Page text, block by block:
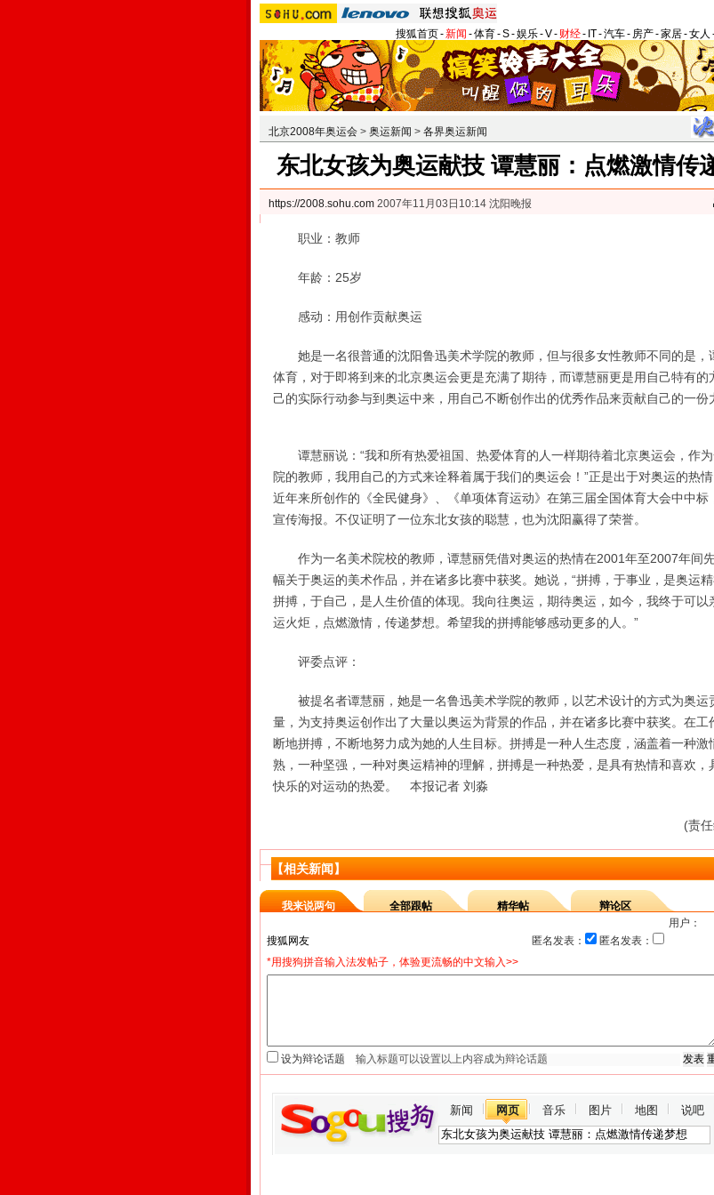
搜狐首页-新闻 -体育-S-娱乐-V- 财经- IT-汽车- 房产-家居-女人
北京2008年奥运会 > 奥运新闻 > 各界奥运新闻
东北女孩为奥运献技 谭慧丽：点燃激情传
https://2008.sohu.com 2007年11月03日10:14 沈阳晚报
职业：教师
年龄：25岁
感动：用创作贡献奥运
她是一名很普通的沈阳鲁迅美术学院的教师，但与很多女性教师不同的是，
体育，对于即将到来的北京奥运会更是充满了期待，而谭慧丽更是用自己特有的
己的实际行动参与到奥运中来，用自己不断创作出的优秀作品来贡献自己的一份
谭慧丽说：“我和所有热爱祖国、热爱体育的人一样期待着北京奥运会，作
院的教师，我用自己的方式来诠释着属于我们的奥运会！”正是出于对奥运的热
近年来所创作的《全民健身》、《单项体育运动》在第三届全国体育大会中中标
宣传海报。不仅证明了一位东北女孩的聪慧，也为沈阳赢得了荣誉。
作为一名美术院校的教师，谭慧丽凭借对奥运的热情在2001年至2007年间
幅关于奥运的美术作品，并在诸多比赛中获奖。她说，“拼搏，于事业，是奥运精
拼搏，于自己，是人生价值的体现。我向往奥运，期待奥运，如今，我终于可以
运火炬，点燃激情，传递梦想。希望我的拼搏能够感动更多的人。”
评委点评：
被提名者谭慧丽，她是一名鲁迅美术学院的教师，以艺术设计的方式为奥运
量，为支持奥运创作出了大量以奥运为背景的作品，并在诸多比赛中获奖。在工
断地拼搏，不断地努力成为她的人生目标。拼搏是一种人生态度，涵盖着一种激
熟，一种坚强，一种对奥运精神的理解，拼搏是一种热爱，是具有热情和喜欢，
快乐的对运动的热爱。 本报记者 刘淼
(责
【相关新闻】
我来说两句 全部跟帖 精华帖
辩论区
用户：
匿名发表：
匿名发表：
*用搜狗拼音输入法发帖子，体验更流畅的中文输入>>
设为辩论话题
新闻 网页 音乐 图片 地图 说吧